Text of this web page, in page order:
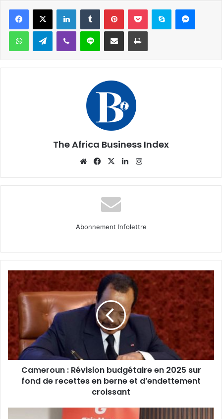
Facebook
X LinkedinTumblr PinterestPocket Skype
WhatsAppTelegramViber Ligne Partager par email Imprimer
The Africa Business Index
WebsiteFacebook
X Linkedin
Abonnement Infolettre
Cameroun
Révision
budgétaire
en
2025
sur
fond
de
recettesCameroun : Révision budgétaire en 2025 sur
fond de recettes en berne et d’endettement
croissant